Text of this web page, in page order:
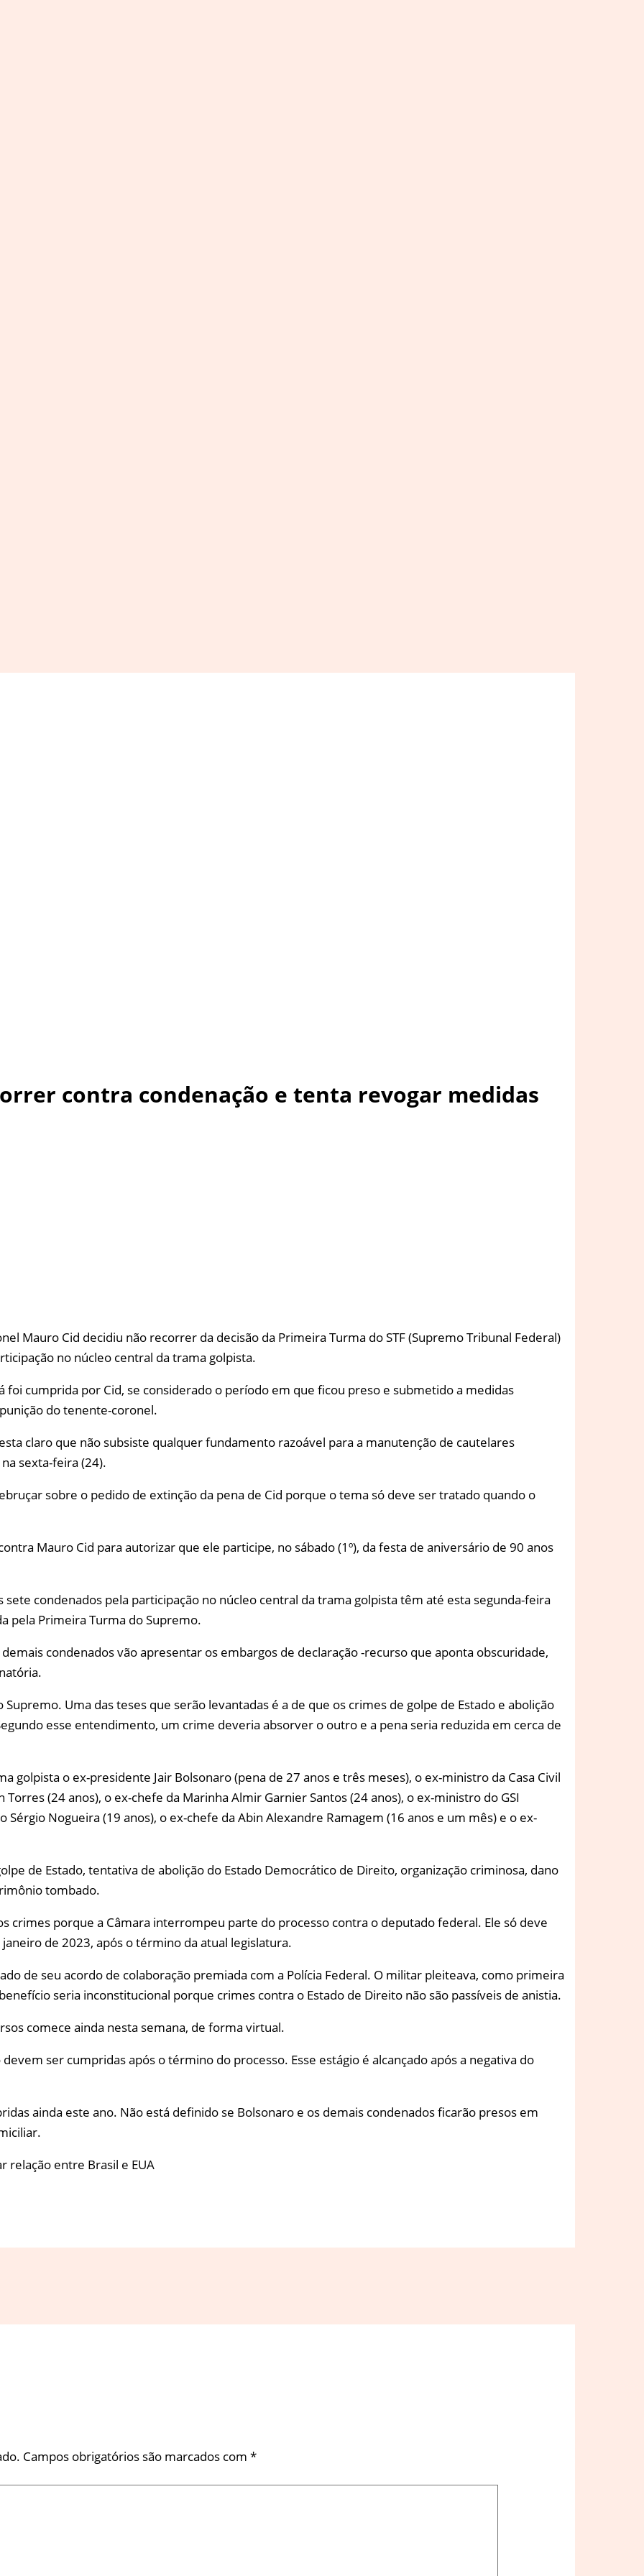
contra condenação e tenta revogar medidas
Mauro Cid decidiu não recorrer da decisão da Primeira Turma do STF (Supremo Tribunal Federal)
no núcleo central da trama golpista.
foi cumprida por Cid, se considerado o período em que ficou preso e submetido a medidas
do tenente-coronel.
claro que não subsiste qualquer fundamento razoável para a manutenção de cautelares
sexta-feira (24).
sobre o pedido de extinção da pena de Cid porque o tema só deve ser tratado quando o
Mauro Cid para autorizar que ele participe, no sábado (1º), da festa de aniversário de 90 anos
condenados pela participação no núcleo central da trama golpista têm até esta segunda-feira
pela Primeira Turma do Supremo.
condenados vão apresentar os embargos de declaração -recurso que aponta obscuridade,
Uma das teses que serão levantadas é a de que os crimes de golpe de Estado e abolição
esse entendimento, um crime deveria absorver o outro e a pena seria reduzida em cerca de
golpista o ex-presidente Jair Bolsonaro (pena de 27 anos e três meses), o ex-ministro da Casa Civil
(24 anos), o ex-chefe da Marinha Almir Garnier Santos (24 anos), o ex-ministro do GSI
Nogueira (19 anos), o ex-chefe da Abin Alexandre Ramagem (16 anos e um mês) e o ex-
de Estado, tentativa de abolição do Estado Democrático de Direito, organização criminosa, dano
tombado.
crimes porque a Câmara interrompeu parte do processo contra o deputado federal. Ele só deve
de 2023, após o término da atual legislatura.
de seu acordo de colaboração premiada com a Polícia Federal. O militar pleiteava, como primeira
seria inconstitucional porque crimes contra o Estado de Direito não são passíveis de anistia.
comece ainda nesta semana, de forma virtual.
ser cumpridas após o término do processo. Esse estágio é alcançado após a negativa do
ainda este ano. Não está definido se Bolsonaro e os demais condenados ficarão presos em
relação entre Brasil e EUA
Campos obrigatórios são marcados com*